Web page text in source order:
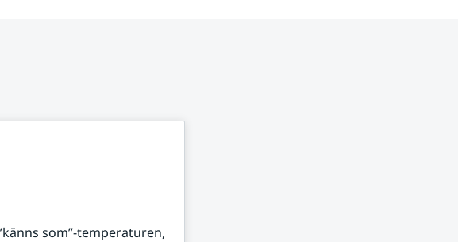
som”-temperaturen,